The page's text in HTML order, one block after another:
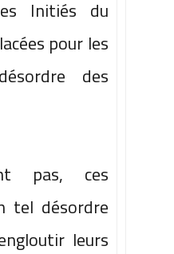
Initiés du
pour les
des
pas, ces
tel désordre
leurs